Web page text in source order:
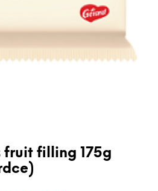
fruit filling 175g